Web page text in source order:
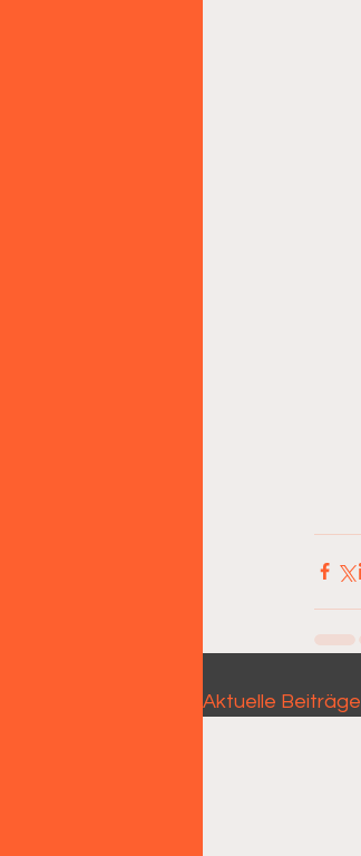
Aktuelle Beiträge